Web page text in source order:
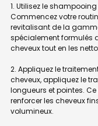
1. Utilisez le
Commencez votre
revitalisant de la
spécialement formulés
cheveux tout en les
2. Appliquez le
cheveux, appliquez le
longueurs et pointes.
renforcer les cheveux
volumineux.